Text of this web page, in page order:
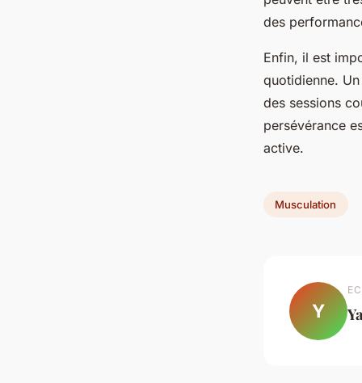
des
Enfin, il est
quotidienne.
des sessions
persévérance
active.
Musculation
Y